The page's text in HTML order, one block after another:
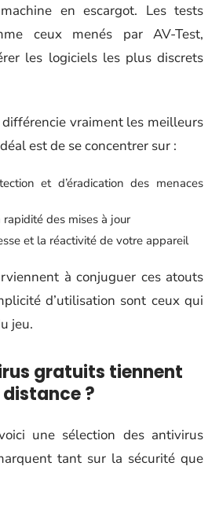
en escargot. Les tests
ceux menés par AV-Test,
les logiciels les plus discrets
vraiment les meilleurs
est de se concentrer sur :
et d’éradication des menaces
des mises à jour
et la réactivité de votre appareil
à conjuguer ces atouts
d’utilisation sont ceux qui
jeu.
gratuits tiennent
?
une sélection des antivirus
tant sur la sécurité que